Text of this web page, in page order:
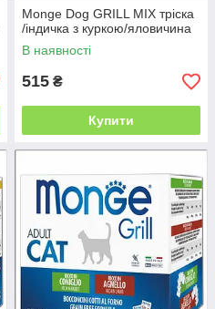
Monge Dog GRILL MIX тріска
/індичка з куркою/яловичина
В наявності
515 ₴
Купити